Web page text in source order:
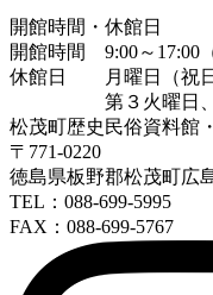
開館時間・休館日
開館時間 9:00～17:00
休館日 月曜日（祝日
第３火曜日、年末
松茂町歴史民俗資料館
〒771-0220
徳島県板野郡松茂町広
TEL：088-699-5995
FAX：088-699-5767